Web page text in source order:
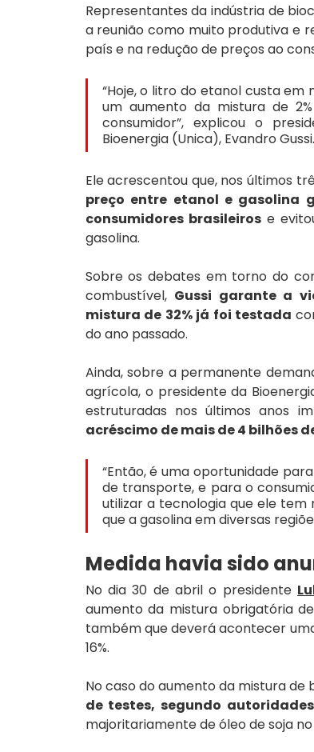
Representantes da indústria de
a reunião como muito produtiva e
país e na redução de preços ao
“Hoje, o litro do etanol custa em
um aumento da mistura de
consumidor”, explicou o
Bioenergia (Unica), Evandro Gussi.
Ele acrescentou que, nos últimos
preço entre etanol e gasolina
consumidores brasileiros e
gasolina.
Sobre os debates em torno do
combustível, Gussi garante a
mistura de 32% já foi testada
do ano passado.
Ainda, sobre a permanente
agrícola, o presidente da
estruturadas nos últimos anos
acréscimo de mais de 4 bilhões
“Então, é uma oportunidade
de transporte, e para o
utilizar a tecnologia que ele
que a gasolina em diversas
Medida havia sido
No dia 30 de abril o presidente
aumento da mistura obrigatória
também que deverá acontecer
16%.
No caso do aumento da mistura de
de testes, segundo
majoritariamente de óleo de soja